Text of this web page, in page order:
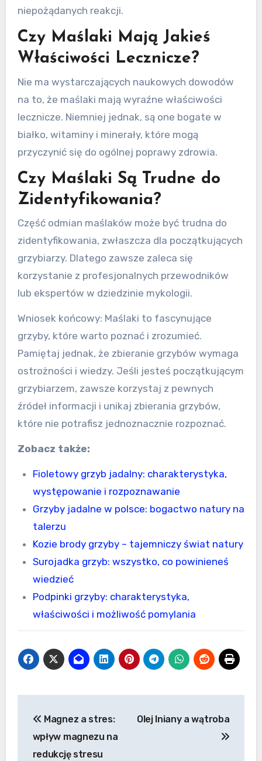
niepożądanych reakcji.
Czy Maślaki Mają Jakieś
Właściwości Lecznicze?
Nie ma wystarczających naukowych dowodów
na to, że maślaki mają wyraźne właściwości
lecznicze. Niemniej jednak, są one bogate w
białko, witaminy i minerały, które mogą
przyczynić się do ogólnej poprawy zdrowia.
Czy Maślaki Są Trudne do
Zidentyfikowania?
Część odmian maślaków może być trudna do
zidentyfikowania, zwłaszcza dla początkujących
grzybiarzy. Dlatego zawsze zaleca się
korzystanie z profesjonalnych przewodników
lub ekspertów w dziedzinie mykologii.
Wniosek końcowy: Maślaki to fascynujące
grzyby, które warto poznać i zrozumieć.
Pamiętaj jednak, że zbieranie grzybów wymaga
ostrożności i wiedzy. Jeśli jesteś początkującym
grzybiarzem, zawsze korzystaj z pewnych
źródeł informacji i unikaj zbierania grzybów,
które nie potrafisz jednoznacznie rozpoznać.
Zobacz także:
Fioletowy grzyb jadalny: charakterystyka,
występowanie i rozpoznawanie
Grzyby jadalne w polsce: bogactwo natury na
talerzu
Kozie brody grzyby – tajemniczy świat natury
Surojadka grzyb: wszystko, co powinieneś
wiedzieć
Podpinki grzyby: charakterystyka,
właściwości i możliwość pomylania
wpisu
Magnez a stres:
wpływ magnezu na
redukcję stresu
Olej lniany a wątroba